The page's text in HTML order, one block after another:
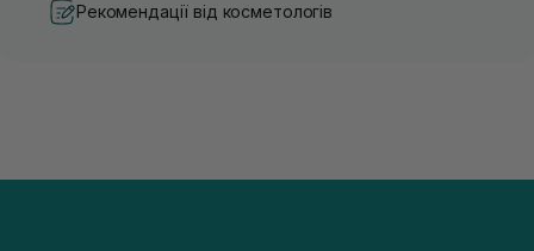
Рекомендації від косметологів